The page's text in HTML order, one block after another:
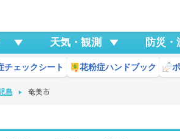
天気・観測 防災・
チェックシート 花粉症ハンドブック
島 奄美市